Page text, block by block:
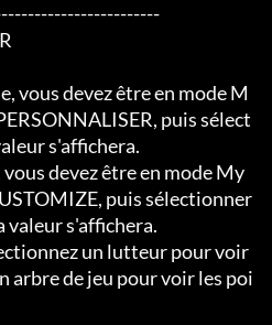
vous devez être en mode M
puis sélect
s'affichera.
devez être en mode My
puis sélectionner
valeur s'affichera.
un lutteur pour voir
arbre de jeu pour voir les poi